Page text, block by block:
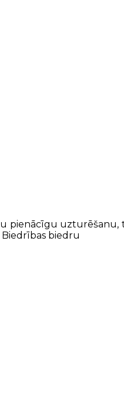
pienācīgu uzturēšanu,
biedru